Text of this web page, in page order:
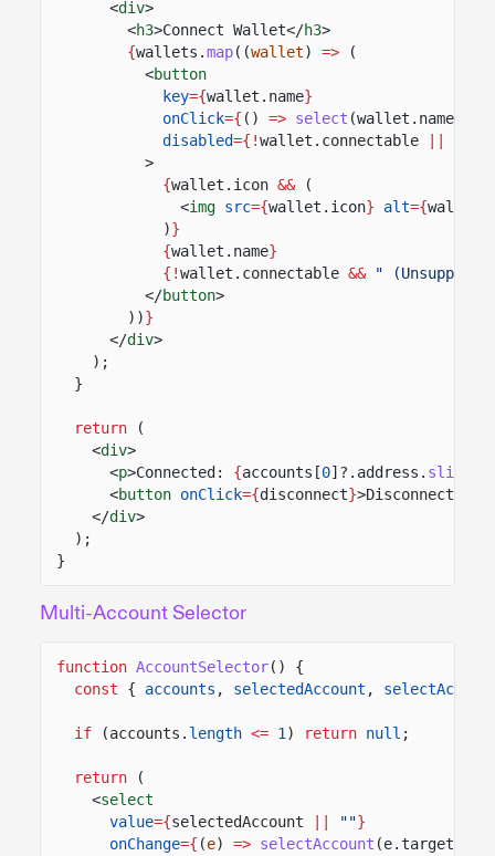
<div>
<h3>Connect Wallet</h3>
{wallets.map((wallet) =>
(
<button
key={wallet.name}
onClick={ () => select (wallet.name)
disabled={!wallet.connectable
>
{wallet.icon &&
(
<img src={wallet.icon} alt={
)}
{wallet.name}
{!wallet.connectable &&
"
</button>
))}
</div>
);
}
return
(
<div>
<p>Connected: {accounts[0]?.address. slice
<button onClick={disconnect}>Disconnect</
</div>
);
}
Multi-Account Selector
function AccountSelector() {
const
{ accounts , selectedAccount ,
if (accounts. length <= 1) return null ;
return
(
<select
value={selectedAccount ""}
onChange={ (e) => selectAccount